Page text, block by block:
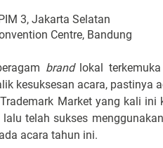
3, Jakarta Selatan
Centre, Bandung
brandlokal terkemuka
kesuksesan acara, pastinya
Market yang kali
telah sukses
acara tahun ini.